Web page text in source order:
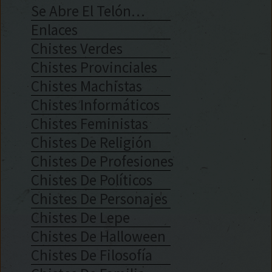
Se Abre El Telón…
Enlaces
Chistes Verdes
Chistes Provinciales
Chistes Machistas
Chistes Informáticos
Chistes Feministas
Chistes De Religión
Chistes De Profesiones
Chistes De Políticos
Chistes De Personajes
Chistes De Lepe
Chistes De Halloween
Chistes De Filosofía